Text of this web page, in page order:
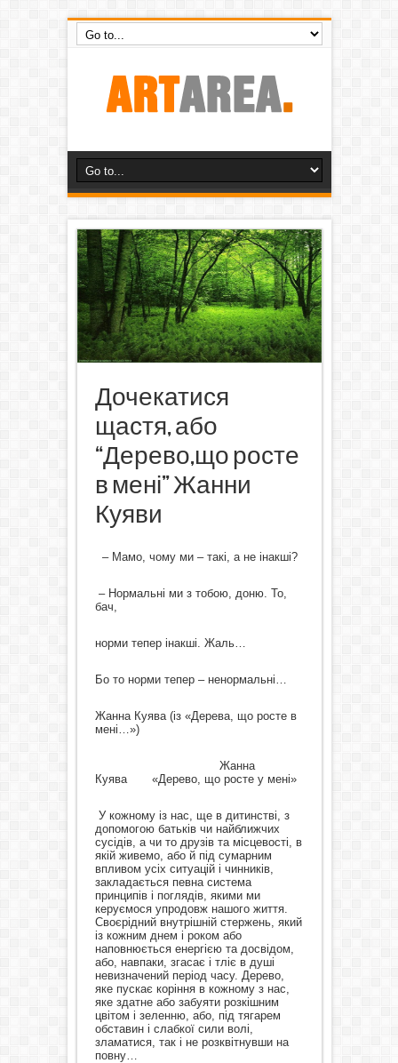
Дочекатися
щастя, або
“Дерево,що росте
в мені” Жанни
Куяви
– Мамо, чому ми – такі, а не інакші?
– Нормальні ми з тобою, доню. То,
бач,
норми тепер інакші. Жаль…
Бо то норми тепер – ненормальні…
Жанна Куява (із «Дерева, що росте в
мені…»)
Жанна
Куява
«Дерево, що росте у мені»
У кожному із нас, ще в дитинстві, з
допомогою батьків чи найближчих
сусідів, а чи то друзів та місцевості, в
якій живемо, або й під сумарним
впливом усіх ситуацій і чинників,
закладається певна система
принципів і поглядів, якими ми
керуємося упродовж нашого життя.
Своєрідний внутрішній стержень, який
із кожним днем і роком або
наповнюється енергією та досвідом,
або, навпаки, згасає і тліє в душі
невизначений період часу. Дерево,
яке пускає коріння в кожному з нас,
яке здатне або забуяти розкішним
цвітом і зеленню, або, під тягарем
обставин і слабкої сили волі,
зламатися, так і не розквітнувши на
повну…